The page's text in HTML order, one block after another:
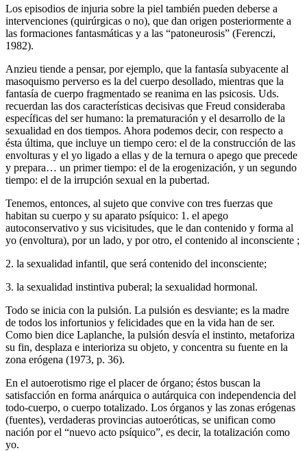
Los episodios de injuria sobre la piel también pueden deberse a
intervenciones (quirúrgicas o no), que dan origen posteriormente a
las formaciones fantasmáticas y a las “patoneurosis” (Ferenczi,
1982).
Anzieu tiende a pensar, por ejemplo, que la fantasía subyacente al
masoquismo perverso es la del cuerpo desollado, mientras que la
fantasía de cuerpo fragmentado se reanima en las psicosis. Uds.
recuerdan las dos características decisivas que Freud consideraba
específicas del ser humano: la prematuración y el desarrollo de la
sexualidad en dos tiempos. Ahora podemos decir, con respecto a
ésta última, que incluye un tiempo cero: el de la construcción de las
envolturas y el yo ligado a ellas y de la ternura o apego que precede
y prepara… un primer tiempo: el de la erogenización, y un segundo
tiempo: el de la irrupción sexual en la pubertad.
Tenemos, entonces, al sujeto que convive con tres fuerzas que
habitan su cuerpo y su aparato psíquico: 1. el apego
autoconservativo y sus vicisitudes, que le dan contenido y forma al
yo (envoltura), por un lado, y por otro, el contenido al inconsciente ;
2. la sexualidad infantil, que será contenido del inconsciente;
3. la sexualidad instintiva puberal; la sexualidad hormonal.
Todo se inicia con la pulsión. La pulsión es desviante; es la madre
de todos los infortunios y felicidades que en la vida han de ser.
Como bien dice Laplanche, la pulsión desvía el instinto, metaforiza
su fin, desplaza e interioriza su objeto, y concentra su fuente en la
zona erógena (1973, p. 36).
En el autoerotismo rige el placer de órgano; éstos buscan la
satisfacción en forma anárquica o autárquica con independencia del
todo-cuerpo, o cuerpo totalizado. Los órganos y las zonas erógenas
(fuentes), verdaderas provincias autoeróticas, se unifican como
nación por el “nuevo acto psíquico”, es decir, la totalización como
yo.